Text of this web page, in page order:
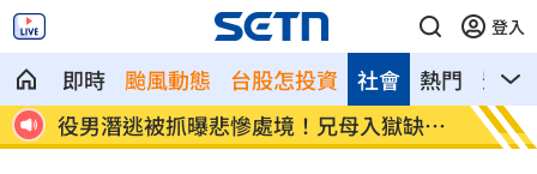
登入
即時 颱風動態 台股怎投資 熱門 影音
社會
媽
役男潛逃被抓曝悲慘處境！兄母入獄缺錢
花
雨天